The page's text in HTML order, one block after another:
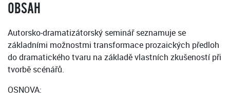
OBSAH
Autorsko-dramatizátorský seminář seznamuje se
základními možnostmi transformace prozaických předloh
do dramatického tvaru na základě vlastních zkušeností při
tvorbě scénářů.
OSNOVA: